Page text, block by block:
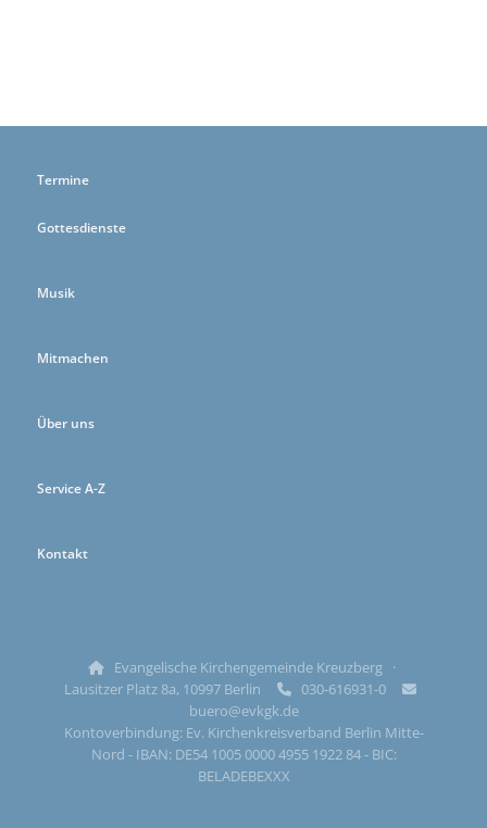
Termine
Gottesdienste
Musik
Mitmachen
Über uns
Service A-Z
Kontakt

Evangelische Kirchengemeinde Kreuzberg ·
Lausitzer Platz 8a, 10997 Berlin
 030-616931-0 
buero@evkgk.de
Kontoverbindung: Ev. Kirchenkreisverband Berlin Mitte-
Nord - IBAN: DE54 1005 0000 4955 1922 84 - BIC:
BELADEBEXXX